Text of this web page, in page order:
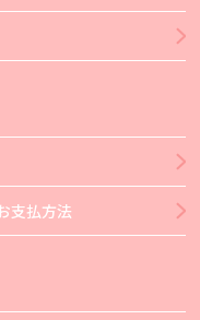
支払方法